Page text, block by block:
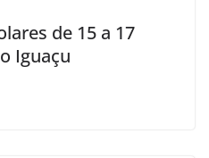
de 15 a 17
Iguaçu